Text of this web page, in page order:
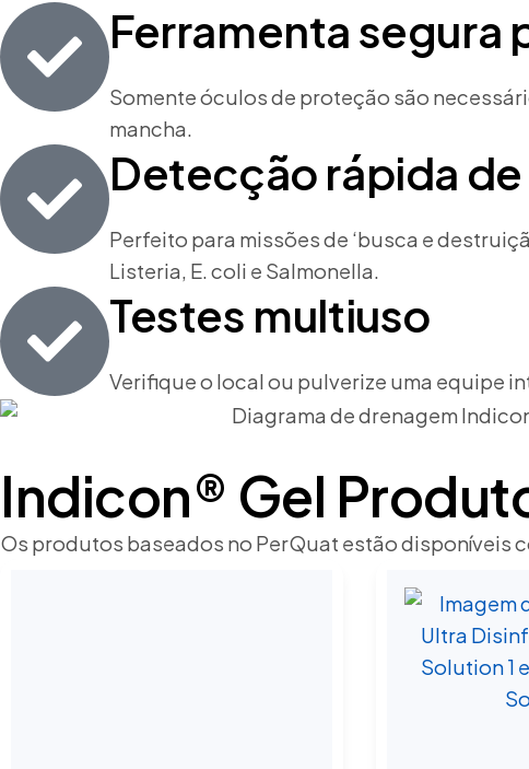
Ferramenta segura
Somente óculos de proteção são
mancha.
Detecção rápida
Perfeito para missões de ‘busca e
Listeria, E. coli e Salmonella.
Testes multiuso
Verifique o local ou pulverize uma equipe
Indicon® Gel
Os produtos baseados no PerQuat estão disponíveis